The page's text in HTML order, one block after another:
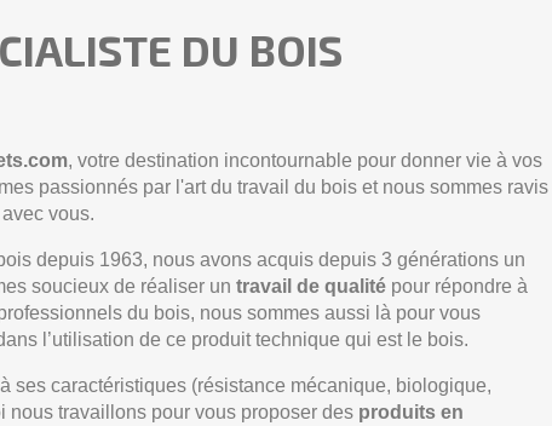
DU BOIS
, votre destination incontournable pour donner vie à vos
passionnés par l'art du travail du bois et nous sommes ravis
vous.
depuis 1963, nous avons acquis depuis 3 générations un
soucieux de réaliser untravail de qualité pour répondre à
du bois, nous sommes aussi là pour vous
l’utilisation de ce produit technique qui est le bois.
ses caractéristiques (résistance mécanique, biologique,
nous travaillons pour vous proposer des produits en